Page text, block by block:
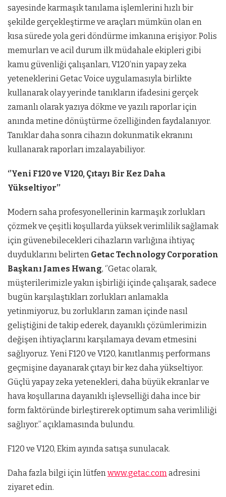
sayesinde karmaşık tanılama işlemlerini hızlı bir
şekilde gerçekleştirme ve araçları mümkün olan en
kısa sürede yola geri döndürme imkanına erişiyor. Polis
memurları ve acil durum ilk müdahale ekipleri gibi
kamu güvenliği çalışanları, V120’nin yapay zeka
yeteneklerini Getac Voice uygulamasıyla birlikte
kullanarak olay yerinde tanıkların ifadesini gerçek
zamanlı olarak yazıya dökme ve yazılı raporlar için
anında metine dönüştürme özelliğinden faydalanıyor.
Tanıklar daha sonra cihazın dokunmatik ekranını
kullanarak raporları imzalayabiliyor.
‘’Yeni F120 ve V120, Çıtayı Bir Kez Daha
Yükseltiyor’’
Modern saha profesyonellerinin karmaşık zorlukları
çözmek ve çeşitli koşullarda yüksek verimlilik sağlamak
için güvenebilecekleri cihazların varlığına ihtiyaç
duyduklarını belirten Getac Technology Corporation
Başkanı James Hwang, ‘’Getac olarak,
müşterilerimizle yakın işbirliği içinde çalışarak, sadece
bugün karşılaştıkları zorlukları anlamakla
yetinmiyoruz, bu zorlukların zaman içinde nasıl
geliştiğini de takip ederek, dayanıklı çözümlerimizin
değişen ihtiyaçlarını karşılamaya devam etmesini
sağlıyoruz. Yeni F120 ve V120, kanıtlanmış performans
geçmişine dayanarak çıtayı bir kez daha yükseltiyor.
Güçlü yapay zeka yetenekleri, daha büyük ekranlar ve
hava koşullarına dayanıklı işlevselliği daha ince bir
form faktöründe birleştirerek optimum saha verimliliği
sağlıyor.” açıklamasında bulundu.
F120 ve V120, Ekim ayında satışa sunulacak.
Daha fazla bilgi için lütfenwww.getac.comadresini
ziyaret edin.